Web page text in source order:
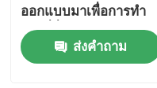
ออกแบบมาเพื่อการทํา
งานที่ยั่งยืนและระดับ
เสียงต่ํา 72 DBA ใน
ระยะ 7 เมตร
ส่งคำถาม